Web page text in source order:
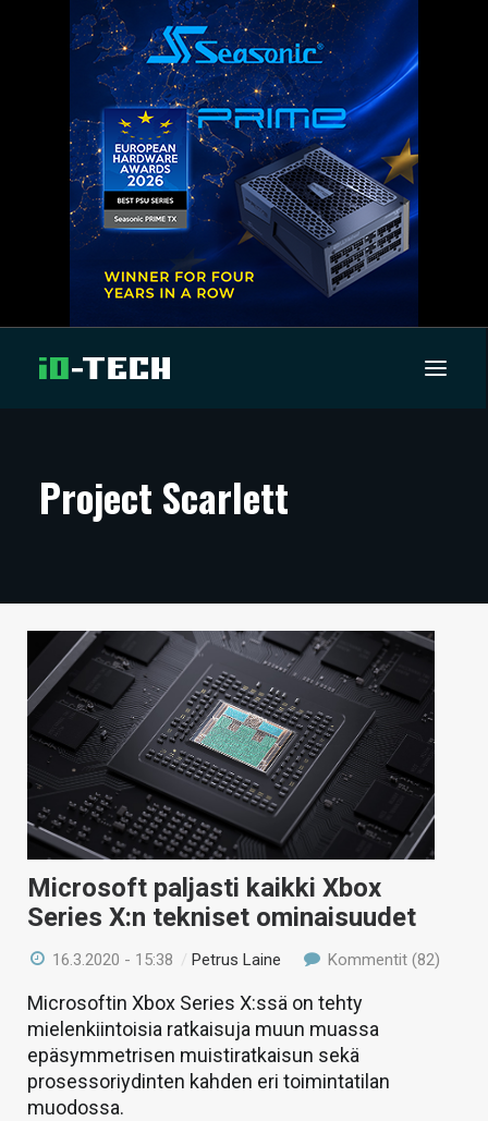
ARTIKKELIT
TECHBBS
TIETOA
HINTA.FI
KAUPPA
VAIHDA TEEMA
HAKU
Project Scarlett
Microsoft paljasti kaikki Xbox
Series X:n tekniset ominaisuudet
16.3.2020 - 15:38 /Petrus Laine Kommentit (82)
Microsoftin Xbox Series X:ssä on tehty
mielenkiintoisia ratkaisuja muun muassa
epäsymmetrisen muistiratkaisun sekä
prosessoriydinten kahden eri toimintatilan
muodossa.